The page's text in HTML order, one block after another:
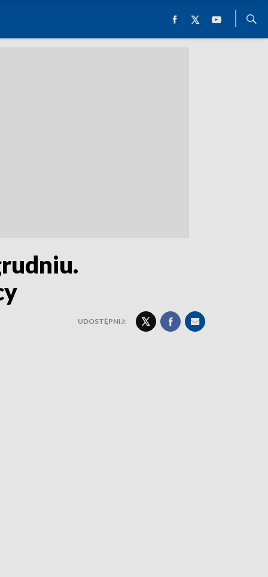
UDOSTĘPNIJ: